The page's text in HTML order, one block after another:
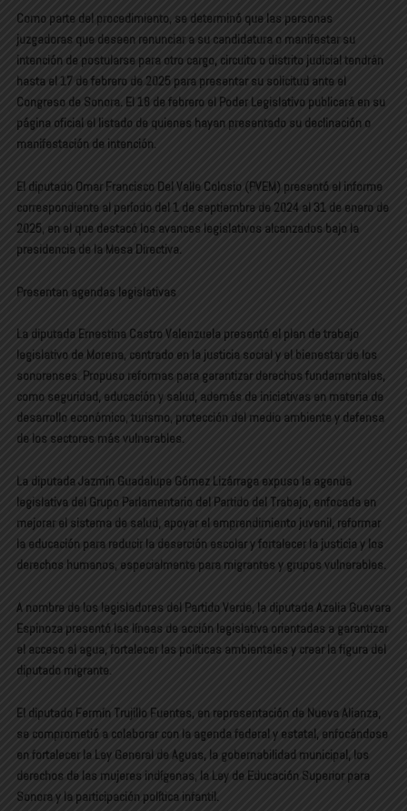
Como parte del procedimiento, se determinó que las personas
juzgadoras que deseen renunciar a su candidatura o manifestar su
intención de postularse para otro cargo, circuito o distrito judicial tendrán
hasta el 17 de febrero de 2025 para presentar su solicitud ante el
Congreso de Sonora. El 18 de febrero el Poder Legislativo publicará en su
página oficial el listado de quienes hayan presentado su declinación o
manifestación de intención.
El diputado Omar Francisco Del Valle Colosio (PVEM) presentó el informe
correspondiente al período del 1 de septiembre de 2024 al 31 de enero de
2025, en el que destacó los avances legislativos alcanzados bajo la
presidencia de la Mesa Directiva.
Presentan agendas legislativas
La diputada Ernestina Castro Valenzuela presentó el plan de trabajo
legislativo de Morena, centrado en la justicia social y el bienestar de los
sonorenses. Propuso reformas para garantizar derechos fundamentales,
como seguridad, educación y salud, además de iniciativas en materia de
desarrollo económico, turismo, protección del medio ambiente y defensa
de los sectores más vulnerables.
La diputada Jazmín Guadalupe Gómez Lizárraga expuso la agenda
legislativa del Grupo Parlamentario del Partido del Trabajo, enfocada en
mejorar el sistema de salud, apoyar el emprendimiento juvenil, reformar
la educación para reducir la deserción escolar y fortalecer la justicia y los
derechos humanos, especialmente para migrantes y grupos vulnerables.
A nombre de los legisladores del Partido Verde, la diputada Azalia Guevara
Espinoza presentó las líneas de acción legislativa orientadas a garantizar
el acceso al agua, fortalecer las políticas ambientales y crear la figura del
diputado migrante.
El diputado Fermín Trujillo Fuentes, en representación de Nueva Alianza,
se comprometió a colaborar con la agenda federal y estatal, enfocándose
en fortalecer la Ley General de Aguas, la gobernabilidad municipal, los
derechos de las mujeres indígenas, la Ley de Educación Superior para
Sonora y la participación política infantil.